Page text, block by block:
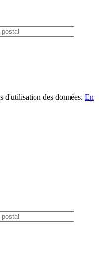
d'utilisation des données. En